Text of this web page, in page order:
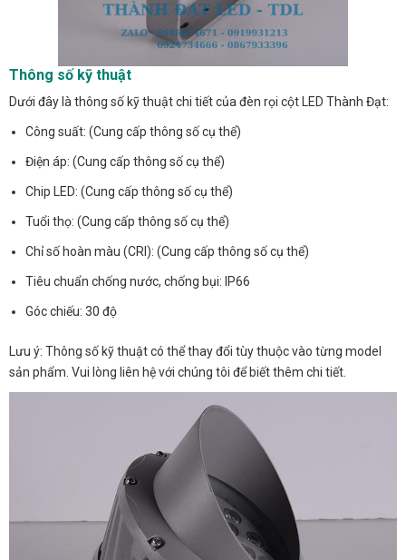
Thông số kỹ thuật
Dưới đây là thông số kỹ thuật chi tiết của đèn rọi cột LED Thành Đạt:
Công suất: (Cung cấp thông số cụ thể)
Điện áp: (Cung cấp thông số cụ thể)
Chip LED: (Cung cấp thông số cụ thể)
Tuổi thọ: (Cung cấp thông số cụ thể)
Chỉ số hoàn màu (CRI): (Cung cấp thông số cụ thể)
Tiêu chuẩn chống nước, chống bụi: IP66
Góc chiếu: 30 độ
Lưu ý: Thông số kỹ thuật có thể thay đổi tùy thuộc vào từng model
sản phẩm. Vui lòng liên hệ với chúng tôi để biết thêm chi tiết.